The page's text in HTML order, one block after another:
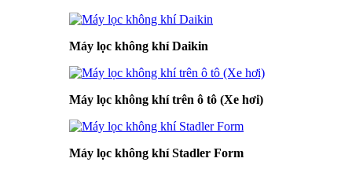
Máy lọc không khí Daikin
Máy lọc không khí trên ô tô (Xe hơi)
Máy lọc không khí Stadler Form